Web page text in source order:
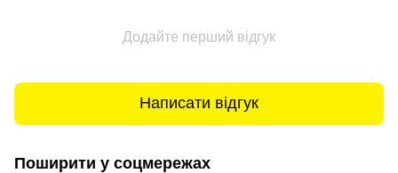
Додайте перший відгук
Написати відгук
Поширити у соцмережах